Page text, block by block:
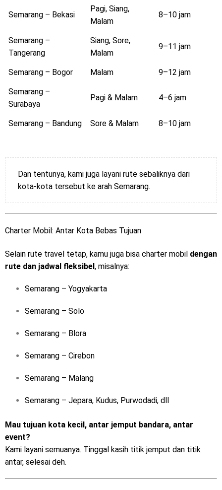
Semarang – Bekasi
Pagi, Siang,
Malam
8–10 jam
Semarang –
Tangerang
Siang, Sore,
Malam
9–11 jam
Semarang – Bogor Malam 9–12 jam
Semarang –
Surabaya
Pagi & Malam 4–6 jam
Semarang – Bandung Sore & Malam 8–10 jam
Dan tentunya, kami juga layani rute sebaliknya dari
kota-kota tersebut ke arah Semarang.
Charter Mobil: Antar Kota Bebas Tujuan
Selain rute travel tetap, kamu juga bisa charter mobil dengan
rute dan jadwal fleksibel, misalnya:
Semarang – Yogyakarta
Semarang – Solo
Semarang – Blora
Semarang – Cirebon
Semarang – Malang
Semarang – Jepara, Kudus, Purwodadi, dll
Mau tujuan kota kecil, antar jemput bandara, antar
event?
Kami layani semuanya. Tinggal kasih titik jemput dan titik
antar, selesai deh.